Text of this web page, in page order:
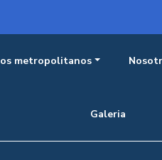
metropolitanos
Galeria